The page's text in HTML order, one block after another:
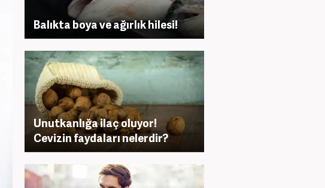
Balıkta boya ve ağırlık hilesi!
Unutkanlığa ilaç oluyor!
Cevizin faydaları nelerdir?